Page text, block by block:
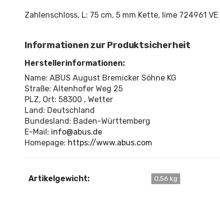
Zahlenschloss, L: 75 cm, 5 mm Kette, lime 724961
Informationen zur Produktsicherheit
Herstellerinformationen:
Name: ABUS August Bremicker Söhne KG
Straße: Altenhofer Weg 25
PLZ, Ort: 58300 , Wetter
Land: Deutschland
Bundesland: Baden-Württemberg
E-Mail: info@abus.de
Homepage: https://www.abus.com
Artikelgewicht: 0,56 kg